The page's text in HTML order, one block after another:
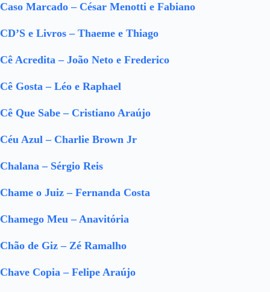
Caso Marcado – César Menotti e Fabiano
CD’S e Livros – Thaeme e Thiago
Cê Acredita – João Neto e Frederico
Cê Gosta – Léo e Raphael
Cê Que Sabe – Cristiano Araújo
Céu Azul – Charlie Brown Jr
Chalana – Sérgio Reis
Chame o Juiz – Fernanda Costa
Chamego Meu – Anavitória
Chão de Giz – Zé Ramalho
Chave Copia – Felipe Araújo